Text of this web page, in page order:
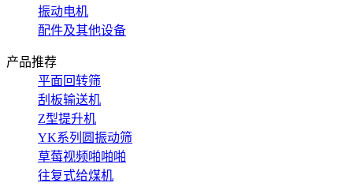
振动电机
配件及其他设备
产品推荐
平面回转筛
刮板输送机
Z型提升机
YK系列圆振动筛
草莓视频啪啪啪
往复式给煤机